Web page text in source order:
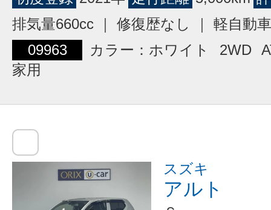
排気量660cc ｜ 修復歴なし ｜ 軽自動車
09963
カラー：ホワイト 2WD
家用
スズキ
アルト